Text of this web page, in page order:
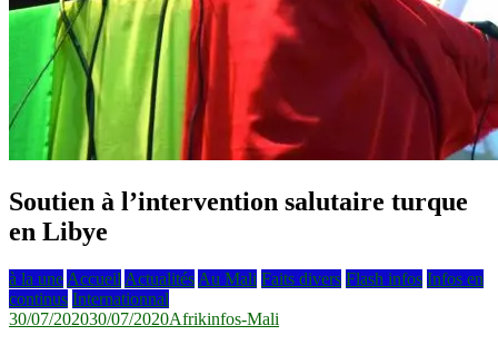
Soutien à l’intervention salutaire turque
en Libye
à la une Accueil Actualités Au Mali Faits divers Flash infos Infos en
continus Internationnal
30/07/202030/07/2020Afrikinfos-Mali